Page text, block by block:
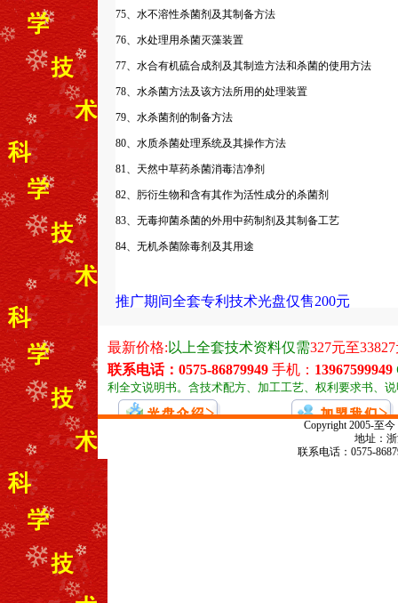
75、水不溶性杀菌剂及其制备方法
76、水处理用杀菌灭藻装置
77、水合有机硫合成剂及其制造方法和杀菌的使用方法
78、水杀菌方法及该方法所用的处理装置
79、水杀菌剂的制备方法
80、水质杀菌处理系统及其操作方法
81、天然中草药杀菌消毒洁净剂
82、肟衍生物和含有其作为活性成分的杀菌剂
83、无毒抑菌杀菌的外用中药制剂及其制备工艺
84、无机杀菌除毒剂及其用途
推广期间全套专利技术光盘仅售200元
Copyright 2005-至
地址：
联系电话：0575-